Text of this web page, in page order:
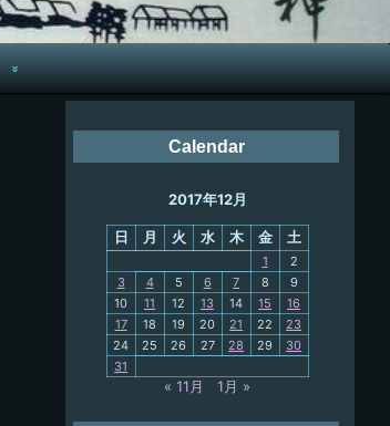
Calendar
2017年12月
日 月 火 水 木 金 土
1
2
3
4 5 6 7 8
9
10
11 12 13 14 15
16
17
18 19 20 21 22
23
24
25 26 27 28 29
30
31
« 11月 1月 »